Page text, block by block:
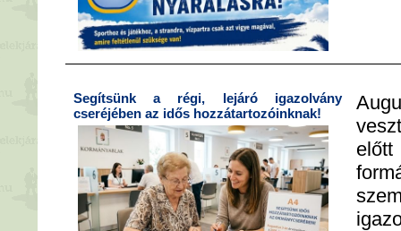
Segítsünk a régi, lejáró igazolvány
cseréjében az idős hozzátartozóinknak!